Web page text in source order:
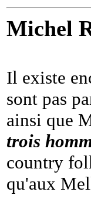
Michel
Il existe
sont pas
ainsi que
trois
country
qu'aux